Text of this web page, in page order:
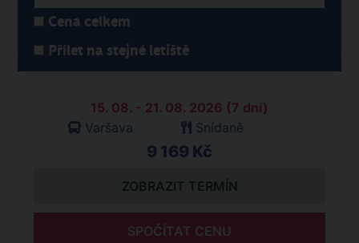
Cena celkem
Přílet na stejné letiště
15. 08. - 21. 08. 2026 (7 dní)
Varšava
Snídaně
9 169 Kč
ZOBRAZIT TERMÍN
SPOČÍTAT CENU